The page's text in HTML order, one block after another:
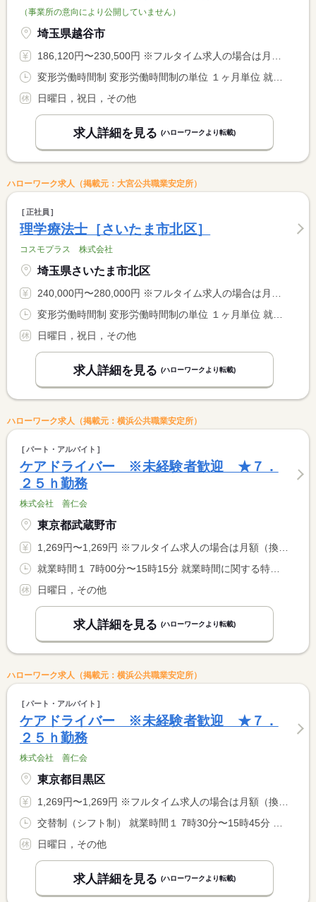
（事業所の意向により公開していません）
埼玉県越谷市
186,120円〜230,500円 ※フルタイム求人の場合は月額（換算額）、パート求人の場合は時間額を表示しています。
日曜日，祝日，その他
求人詳細を見る (ハローワークより転載)
ハローワーク求人（掲載元：大宮公共職業安定所）
正社員
理学療法士［さいたま市北区］
コスモプラス 株式会社
埼玉県さいたま市北区
240,000円〜280,000円 ※フルタイム求人の場合は月額（換算額）、パート求人の場合は時間額を表示しています。
日曜日，祝日，その他
求人詳細を見る (ハローワークより転載)
ハローワーク求人（掲載元：横浜公共職業安定所）
パート・アルバイト
ケアドライバー ※未経験者歓迎 ★７．
２５ｈ勤務
株式会社 善仁会
東京都武蔵野市
1,269円〜1,269円 ※フルタイム求人の場合は月額（換算額）、パート求人の場合は時間額を表示しています。
日曜日，その他
求人詳細を見る (ハローワークより転載)
ハローワーク求人（掲載元：横浜公共職業安定所）
パート・アルバイト
ケアドライバー ※未経験者歓迎 ★７．
２５ｈ勤務
株式会社 善仁会
東京都目黒区
1,269円〜1,269円 ※フルタイム求人の場合は月額（換算額）、パート求人の場合は時間額を表示しています。
日曜日，その他
求人詳細を見る (ハローワークより転載)